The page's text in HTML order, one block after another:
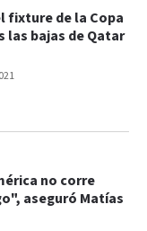
fixture de la Copa
las bajas de Qatar
no corre
aseguró Matías